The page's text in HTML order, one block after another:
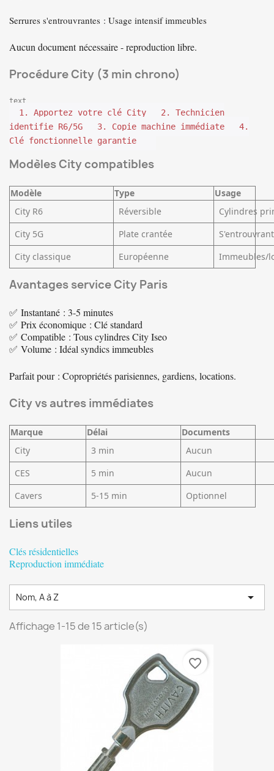
Serrures s'entrouvrantes : Usage intensif immeubles
Aucun documentnécessaire - reproduction libre.
Procédure City (3 min chrono)
text
1. Apportez votre clé City
2. Technicien
identifie R6/5G
3. Copie machine immédiate
4.
Clé fonctionnelle garantie
Modèles City compatibles
Modèle Type
Usage
City R6
Réversible
Cylindres
City 5G
Plate crantée
City classique
Européenne Immeubles/
Avantages service City Paris
✅ Instantané : 3-5 minutes
✅ Prix économique : Clé standard
✅ Compatible : Tous cylindres City Iseo
✅ Volume : Idéal syndics immeubles
Parfait pour: Copropriétés parisiennes, gardiens, locations.
City vs autres immédiates
Marque Délai
Documents
City
3 min
Aucun
CES
5 min
Aucun
Cavers
5-15 min Optionnel
Liens utiles
Clés résidentielles
Reproduction immédiate
Nom, A à Z 
Affichage 1-15 de 15 article(s)
favorite_border